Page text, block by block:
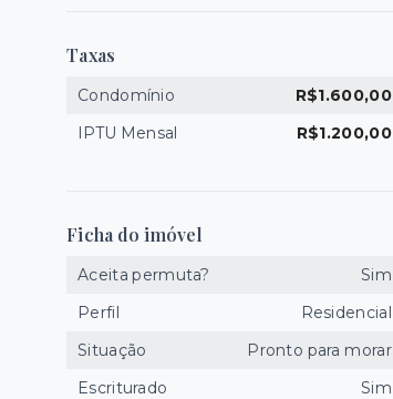
Taxas
Condomínio
R$1.600,00
IPTU Mensal
R$1.200,00
Ficha do imóvel
Aceita permuta?
Sim
Perfil
Residencial
Situação
Pronto para morar
Escriturado
Sim